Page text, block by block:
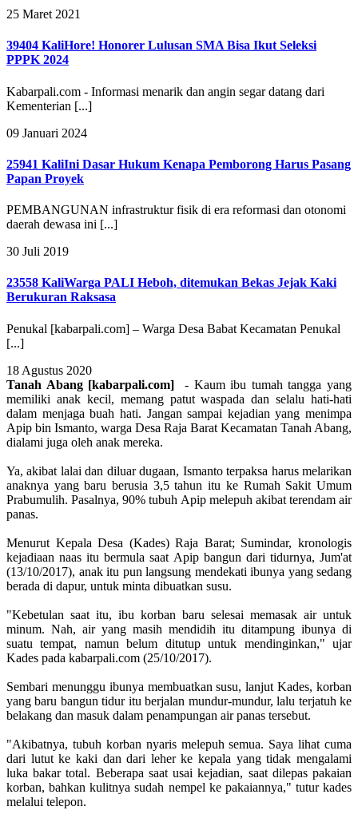
25 Maret 2021
39404 KaliHore! Honorer Lulusan SMA Bisa Ikut Seleksi
PPPK 2024
Kabarpali.com - Informasi menarik dan angin segar datang dari
Kementerian [...]
09 Januari 2024
25941 KaliIni Dasar Hukum Kenapa Pemborong Harus Pasang
Papan Proyek
PEMBANGUNAN infrastruktur fisik di era reformasi dan otonomi
daerah dewasa ini [...]
30 Juli 2019
23558 KaliWarga PALI Heboh, ditemukan Bekas Jejak Kaki
Berukuran Raksasa
Penukal [kabarpali.com] – Warga Desa Babat Kecamatan Penukal
[...]
18 Agustus 2020
Tanah Abang [kabarpali.com]- Kaum ibu tumah tangga yang
memiliki anak kecil, memang patut waspada dan selalu hati-hati
dalam menjaga buah hati. Jangan sampai kejadian yang menimpa
Apip bin Ismanto, warga Desa Raja Barat Kecamatan Tanah Abang,
dialami juga oleh anak mereka.
Ya, akibat lalai dan diluar dugaan, Ismanto terpaksa harus melarikan
anaknya yang baru berusia 3,5 tahun itu ke Rumah Sakit Umum
Prabumulih. Pasalnya, 90% tubuh Apip melepuh akibat terendam air
panas.
Menurut Kepala Desa (Kades) Raja Barat; Sumindar, kronologis
kejadiaan naas itu bermula saat Apip bangun dari tidurnya, Jum'at
(13/10/2017), anak itu pun langsung mendekati ibunya yang sedang
berada di dapur, untuk minta dibuatkan susu.
"Kebetulan saat itu, ibu korban baru selesai memasak air untuk
minum. Nah, air yang masih mendidih itu ditampung ibunya di
suatu tempat, namun belum ditutup untuk mendinginkan," ujar
Kades pada kabarpali.com (25/10/2017).
Sembari menunggu ibunya membuatkan susu, lanjut Kades, korban
yang baru bangun tidur itu berjalan mundur-mundur, lalu terjatuh ke
belakang dan masuk dalam penampungan air panas tersebut.
"Akibatnya, tubuh korban nyaris melepuh semua. Saya lihat cuma
dari lutut ke kaki dan dari leher ke kepala yang tidak mengalami
luka bakar total. Beberapa saat usai kejadian, saat dilepas pakaian
korban, bahkan kulitnya sudah nempel ke pakaiannya," tutur kades
melalui telepon.